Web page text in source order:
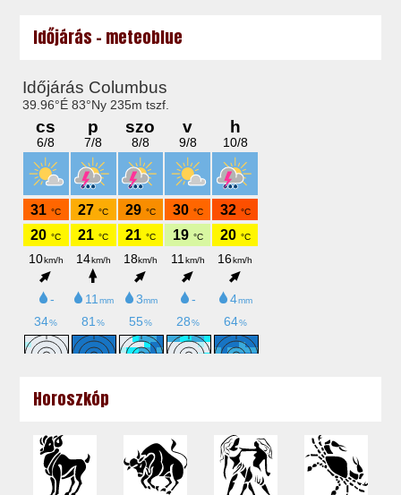
Időjárás - meteoblue
Horoszkóp